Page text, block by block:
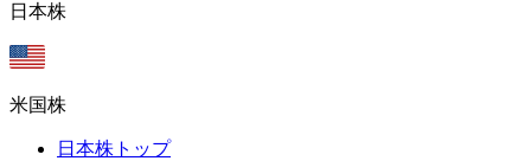
日本株
米国株
日本株トップ